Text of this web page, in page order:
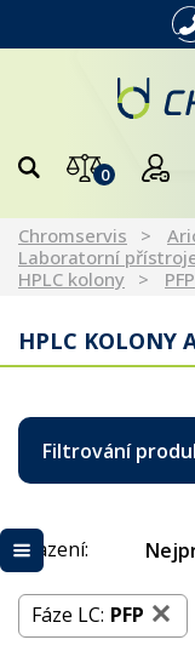
0
Chromservis
Laboratorní
HPLC kolony
PFP
HPLC KOLONY
Filtrování
Řazení:
Fáze LC: PFP